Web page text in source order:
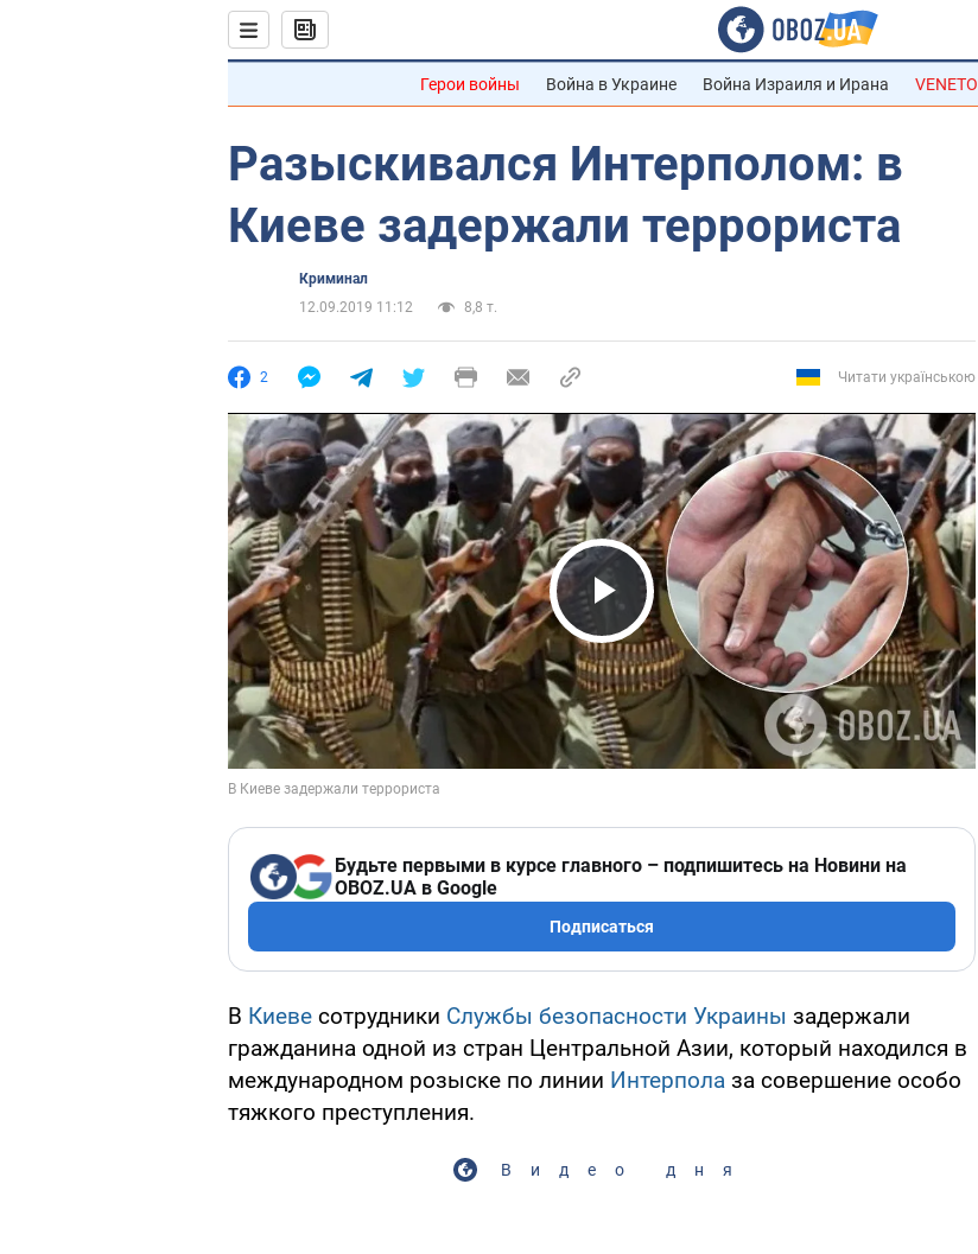
Герои войны Война в Украине Война Израиля и Ирана VENETO
Разыскивался Интерполом: в
Киеве задержали террориста
Криминал
12.09.2019 11:12
8,8 т.
2 Читати українською
Play Video
Будьте первыми в курсе главного – подпишитесь на Новини на
OBOZ.UA в Google
Подписаться
В Киеве сотрудники Службы безопасности Украины задержали
гражданина одной из стран Центральной Азии, который находился в
международном розыске по линии Интерпола за совершение особо
тяжкого преступления.
Видео дня